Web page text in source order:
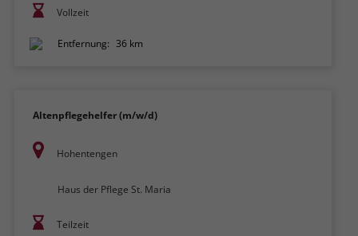
Vollzeit
Entfernung: 36 km
Altenpflegehelfer (m/w/d)
Hohentengen
Haus der Pflege St. Maria
Teilzeit